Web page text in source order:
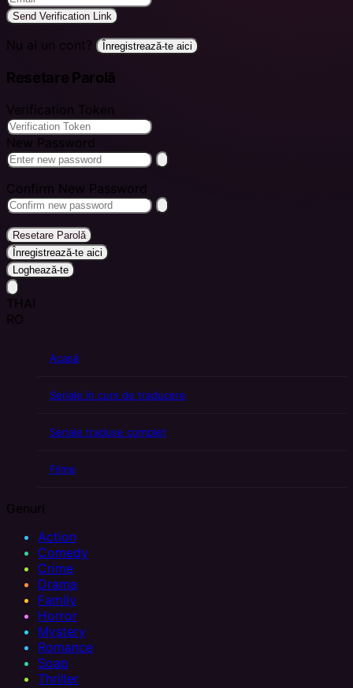
Send Verification Link
Nu ai un cont? Înregistrează-te aici
Resetare Parolă
Verification Token
New Password
Confirm New Password
Resetare Parolă
Înregistrează-te aici
Loghează-te
THAI
RO
Acasă
Seriale în curs de traducere
Seriale traduse complet
Filme
Genuri
Action
Comedy
Crime
Drama
Family
Horror
Mystery
Romance
Soap
Thriller